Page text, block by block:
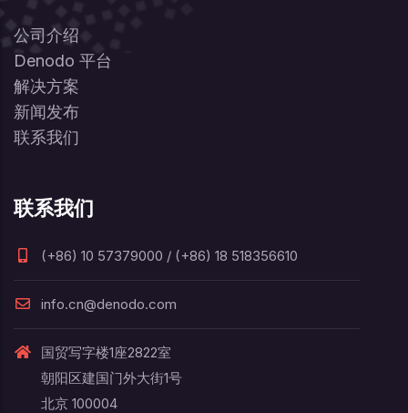
公司介绍
Denodo 平台
解决方案
新闻发布
联系我们
联系我们
(+86) 10 57379000 / (+86) 18 518356610
info.cn@denodo.com
国贸写字楼1座2822室
朝阳区建国门外大街1号
北京 100004